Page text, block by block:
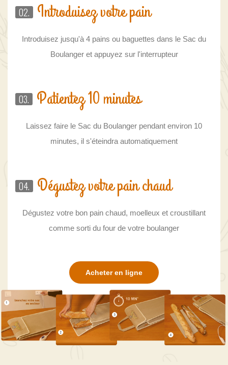
02. Introduisez votre pain
Introduisez jusqu'à 4 pains ou baguettes dans le Sac du
Boulanger et appuyez sur l'interrupteur
03. Patientez 10 minutes
Laissez faire le Sac du Boulanger pendant environ 10
minutes, il s'éteindra automatiquement
04. Dégustez votre pain chaud
Dégustez votre bon pain chaud, moelleux et croustillant
comme sorti du four de votre boulanger
Acheter en ligne